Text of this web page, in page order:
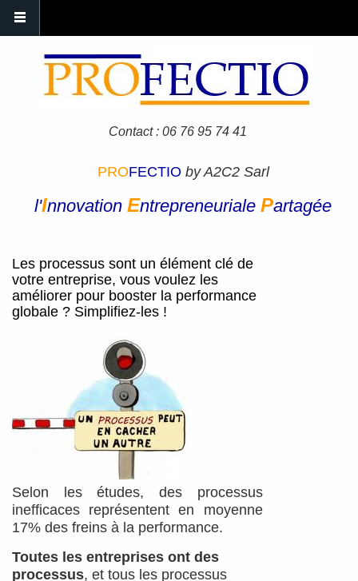
Contact : 06 76 95 74 41
PROFECTIO by A2C2 Sarl
l'Innovation Entrepreneuriale Partagée
Les processus sont un élément clé de
votre entreprise, vous voulez les
améliorer pour booster la performance
globale ? Simplifiez-les !
Selon les études, des processus
inefficaces représentent en moyenne
17% des freins à la performance.
Toutes les entreprises ont des
processus, et tous les processus